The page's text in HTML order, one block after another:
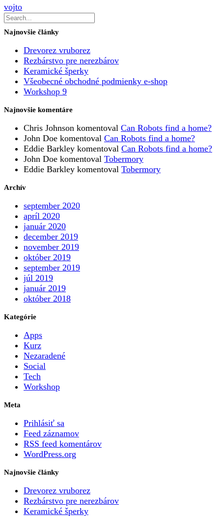
vojto
Najnovšie články
Drevorez vruborez
Rezbárstvo pre nerezbárov
Keramické šperky
Všeobecné obchodné podmienky e-shop
Workshop 9
Najnovšie komentáre
Chris Johnson komentoval Can Robots find a home?
John Doe komentoval Can Robots find a home?
Eddie Barkley komentoval Can Robots find a home?
John Doe komentoval Tobermory
Eddie Barkley komentoval Tobermory
Archív
september 2020
apríl 2020
január 2020
december 2019
november 2019
október 2019
september 2019
júl 2019
január 2019
október 2018
Kategórie
Apps
Kurz
Nezaradené
Social
Tech
Workshop
Meta
Prihlásiť sa
Feed záznamov
RSS feed komentárov
WordPress.org
Najnovšie články
Drevorez vruborez
Rezbárstvo pre nerezbárov
Keramické šperky